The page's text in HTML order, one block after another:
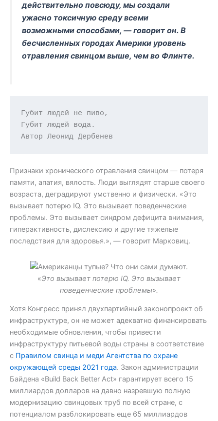
действительно повсюду, мы создали
ужасно токсичную среду всеми
возможными способами, — говорит он. В
бесчисленных городах Америки уровень
отравления свинцом выше, чем во Флинте.
Губит людей не пиво,
Губит людей вода.
Признаки хронического отравления свинцом — потеря
памяти, апатия, вялость. Люди выглядят старше своего
возраста, деградируют умственно и физически. «Это
вызывает потерю IQ. Это вызывает поведенческие
проблемы. Это вызывает синдром дефицита внимания,
гиперактивность, дислексию и другие тяжелые
последствия для здоровья.», — говорит Марковиц.
«Это вызывает потерю IQ. Это вызывает
поведенческие проблемы».
Хотя Конгресс принял двухпартийный законопроект об
инфраструктуре, он не может адекватно финансировать
необходимые обновления, чтобы привести
инфраструктуру питьевой воды страны в соответствие
с Правилом свинца и меди Агентства по охране
окружающей среды 2021 года. Закон администрации
Байдена «Build Back Better Act» гарантирует всего 15
миллиардов долларов на давно назревшую полную
модернизацию свинцовых труб по всей стране, с
потенциалом разблокировать еще 65 миллиардов